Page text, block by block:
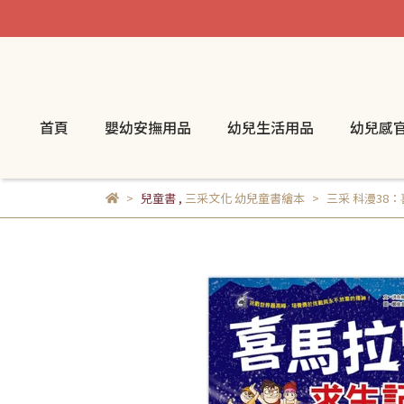
首頁 嬰幼安撫用品 幼兒生活用品 幼兒感
兒童書, 三采文化 幼兒童書繪本 三采 科漫38